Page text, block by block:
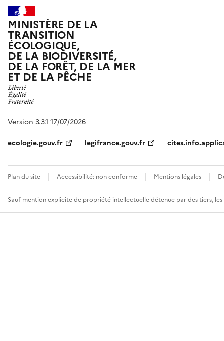
MINISTÈRE DE LA
TRANSITION
ÉCOLOGIQUE,
DE LA BIODIVERSITÉ,
DE LA FORÊT, DE LA MER
ET DE LA PÊCHE
Version 3.3.1 17/07/2026
ecologie.gouv.fr
legifrance.gouv.fr
Plan du site Accessibilité: non conforme Mentions légales
Sauf mention explicite de propriété intellectuelle détenue par des tiers,